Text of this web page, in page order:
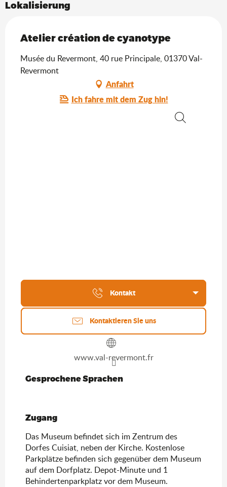
Lokalisierung
Atelier création de cyanotype
Musée du Revermont, 40 rue Principale, 01370 Val-
Revermont
Anfahrt
Ich fahre mit dem Zug hin!
Kontakt
Kontaktieren Sie uns
www.val-revermont.fr
Gesprochene Sprachen
Gesprochene Sprachen
Zugang
Zugang
Das Museum befindet sich im Zentrum des
Dorfes Cuisiat, neben der Kirche. Kostenlose
Parkplätze befinden sich gegenüber dem Museum
auf dem Dorfplatz. Depot-Minute und 1
Behindertenparkplatz vor dem Museum.